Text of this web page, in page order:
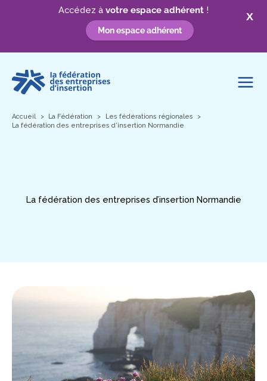
X
Accédez à votre espace adhérent !
Mon espace adhérent
contenu
Accueil La Fédération
Les fédérations régionales
La fédération des entreprises d’insertion Normandie
La fédération des entreprises d’insertion Normandie